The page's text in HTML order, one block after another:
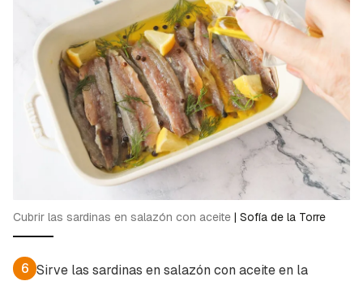
Cubrir las sardinas en salazón con aceite | Sofía de la Torre
6 Sirve las sardinas en salazón con aceite en la